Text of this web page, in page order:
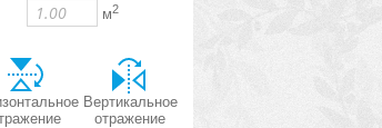
м2
Вертикальное
отражение